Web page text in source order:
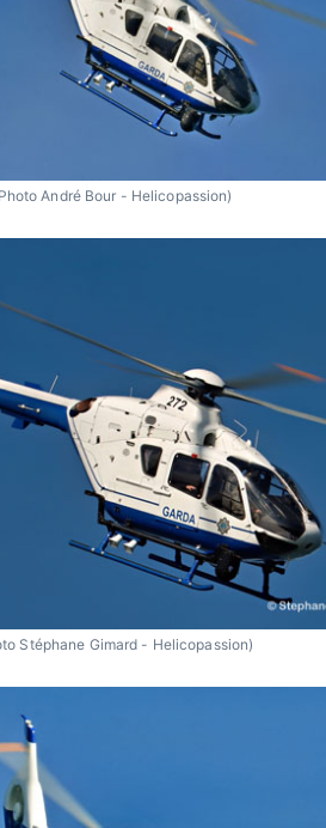
André Bour - Helicopassion)
Stéphane Gimard - Helicopassion)